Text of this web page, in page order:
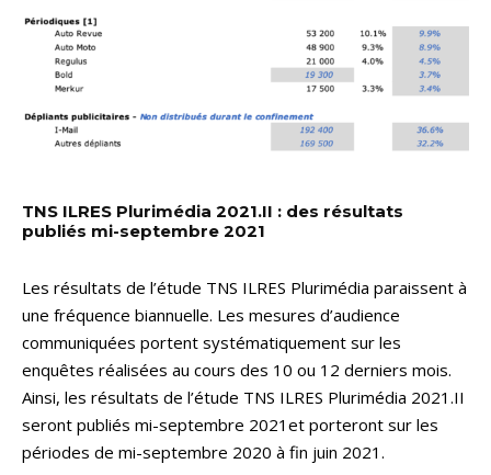
TNS ILRES Plurimédia 2021.II : des résultats
publiés mi-septembre 2021
Les résultats de l’étude TNS ILRES Plurimédia paraissent à
une fréquence biannuelle. Les mesures d’audience
communiquées portent systématiquement sur les
enquêtes réalisées au cours des 10 ou 12 derniers mois.
Ainsi, les résultats de l’étude TNS ILRES Plurimédia 2021.II
seront publiés mi-septembre 2021et porteront sur les
périodes de mi-septembre 2020 à fin juin 2021.